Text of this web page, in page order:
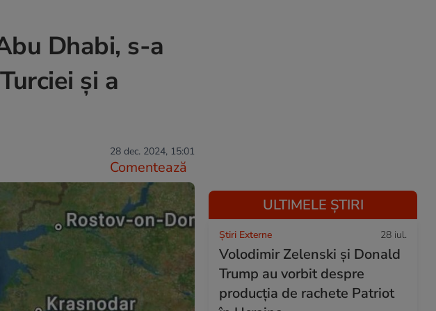
Dhabi, s-a
și a
28 dec. 2024, 15:01
Comentează
ULTIMELE ȘTIRI
Știri Externe 28 iul.
Volodimir Zelenski și Donald
Trump au vorbit despre
producția de rachete Patriot